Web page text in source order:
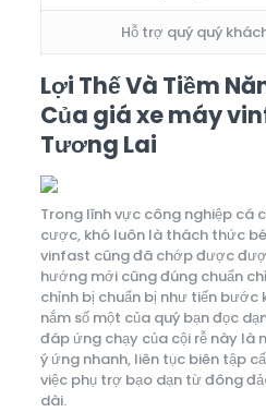
Hỗ trợ quý quý
Lợi Thế Và Tiềm
Của giá xe máy
Tương Lai
Trong lĩnh vực công nghiệp
cược, khó luôn là thách thức
vinfast cũng đã chớp được
hướng mới cũng đúng chuẩn
chỉnh bị chuẩn bị như tiến bước
nắm số một của quý bạn đọc
đáp ứng chạy của cội rễ này là
ý ứng nhanh, liên tục biên tập
việc phụ trợ bạo dạn từ đông
dài.